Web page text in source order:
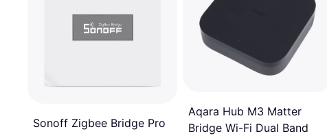
Sonoff Zigbee Bridge Pro
Aqara Hub M3 Matter
Bridge Wi-Fi Dual Band